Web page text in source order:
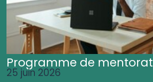
Programme de mentorat
25 juin 2026